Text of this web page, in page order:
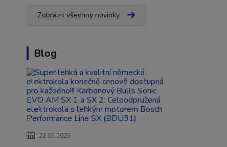
Zobrazit všechny novinky
Blog
22.06.2026